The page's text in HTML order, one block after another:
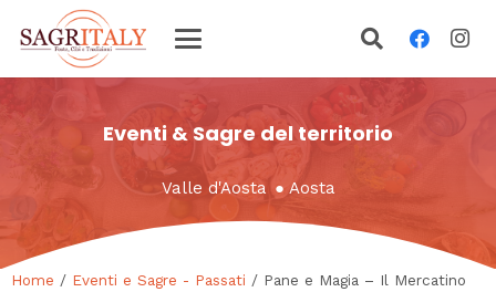
Eventi & Sagre del territorio
Valle d'Aosta ● Aosta
Home / Eventi e Sagre - Passati / Pane e Magia – Il Mercatino